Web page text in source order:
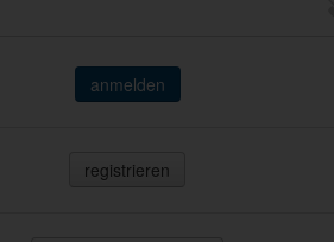
anmelden
registrieren